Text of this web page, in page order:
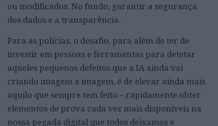
ou modificados. No fundo, garantir a segurança
dos dados e a transparência.
Para as polícias, o desafio, para além de ter de
investir em pessoas e ferramentas para detetar
aqueles pequenos defeitos que a IA ainda vai
criando imagem a imagem, é de elevar ainda mais
aquilo que sempre tem feito – rapidamente obter
elementos de prova cada vez mais disponíveis na
nossa pegada digital que todos deixamos e